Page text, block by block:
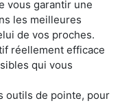
vous garantir une
les meilleures
de vos proches.
réellement efficace
qui vous
outils de pointe, pour